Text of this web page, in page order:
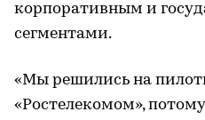
корпоративным и
сегментами.
«Мы решились на
«Ростелекомом»,